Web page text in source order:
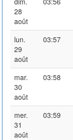
28
août
lun.
29
août
03:57
mar.
30
août
03:58
mer.
31
août
03:59